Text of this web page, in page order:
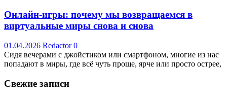
Онлайн-игры: почему мы возвращаемся в
виртуальные миры снова и снова
01.04.2026 Redactor 0
Сидя вечерами с джойстиком или смартфоном, многие из нас
попадают в миры, где всё чуть проще, ярче или просто острее,
Свежие записи